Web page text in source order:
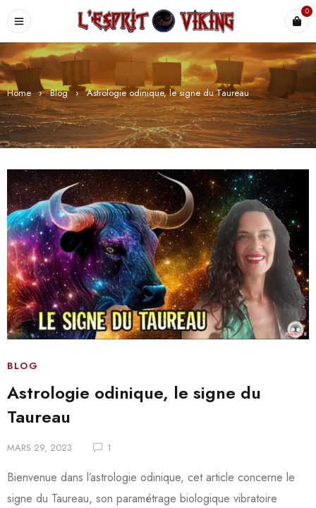
0
Home › Blog › Astrologie odinique, le signe du Taureau
BLOG
Astrologie odinique, le signe du
Taureau
MARS 29, 2023 1
Bienvenue dans l’astrologie odinique, cet article concerne le
signe du Taureau, son paramétrage biologique vibratoire